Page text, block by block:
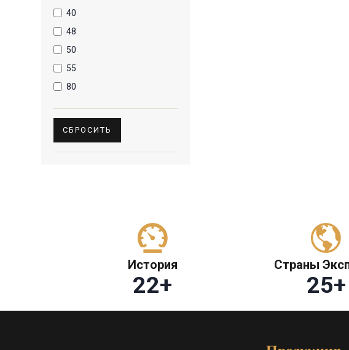
40
48
50
55
80
СБРОСИТЬ
История
22+
Страны
25+